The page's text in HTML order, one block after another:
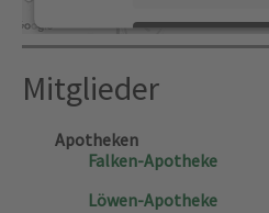
powered by
Mitglieder
Apotheken
Falken-Apotheke
Löwen-Apotheke